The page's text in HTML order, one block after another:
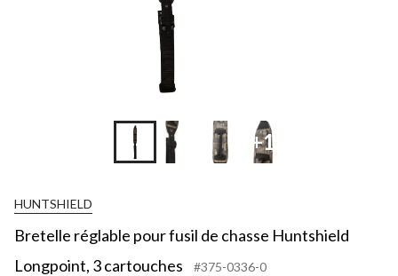
+1
HUNTSHIELD
Bretelle réglable pour fusil de chasse Huntshield
Longpoint, 3 cartouches
#375-0336-0